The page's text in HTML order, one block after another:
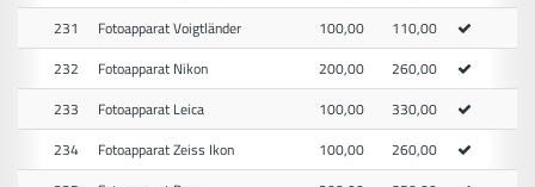
231
Fotoapparat Voigtländer 100,00
110,00
232
Fotoapparat Nikon 200,00
260,00
233
Fotoapparat Leica 100,00
330,00
234
Fotoapparat Zeiss Ikon 100,00
260,00